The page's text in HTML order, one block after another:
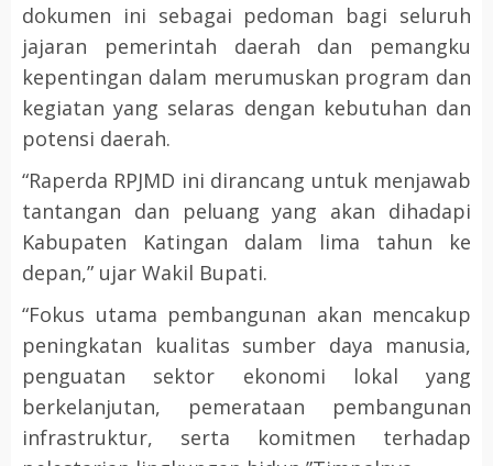
dokumen ini sebagai pedoman bagi seluruh
jajaran pemerintah daerah dan pemangku
kepentingan dalam merumuskan program dan
kegiatan yang selaras dengan kebutuhan dan
potensi daerah.
“Raperda RPJMD ini dirancang untuk menjawab
tantangan dan peluang yang akan dihadapi
Kabupaten Katingan dalam lima tahun ke
depan,” ujar Wakil Bupati.
“Fokus utama pembangunan akan mencakup
peningkatan kualitas sumber daya manusia,
penguatan sektor ekonomi lokal yang
berkelanjutan, pemerataan pembangunan
infrastruktur, serta komitmen terhadap